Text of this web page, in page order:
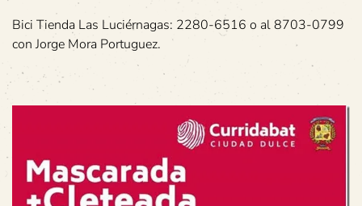
Bici Tienda Las Luciérnagas: 2280-6516 o al 8703-0799
con Jorge Mora Portuguez.